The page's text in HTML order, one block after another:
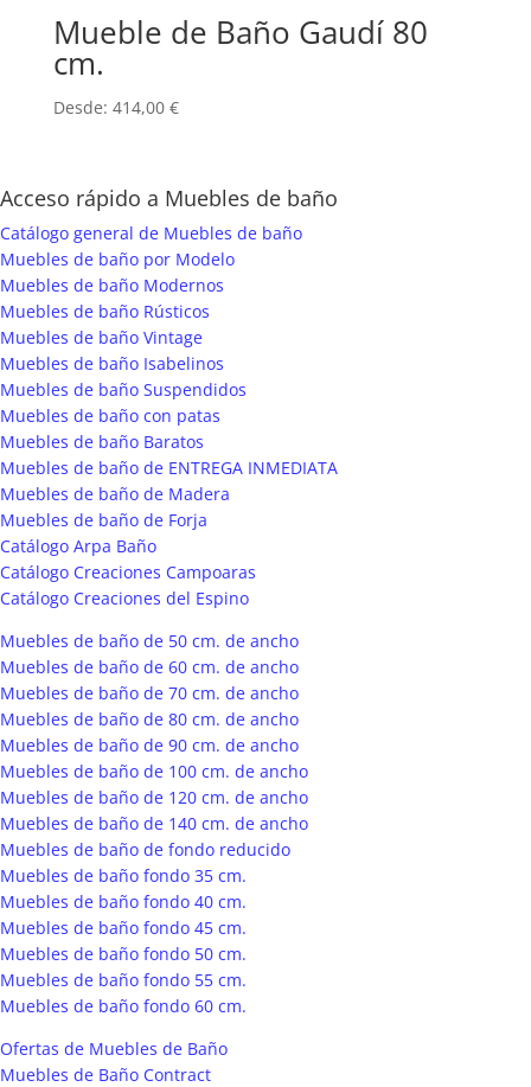
Mueble de Baño Gaudí 80
cm.
Desde: 414,00 €
Acceso rápido a Muebles de baño
Catálogo general de Muebles de baño
Muebles de baño por Modelo
Muebles de baño Modernos
Muebles de baño Rústicos
Muebles de baño Vintage
Muebles de baño Isabelinos
Muebles de baño Suspendidos
Muebles de baño con patas
Muebles de baño Baratos
Muebles de baño de ENTREGA INMEDIATA
Muebles de baño de Madera
Muebles de baño de Forja
Catálogo Arpa Baño
Catálogo Creaciones Campoaras
Catálogo Creaciones del Espino
Muebles de baño de 50 cm. de ancho
Muebles de baño de 60 cm. de ancho
Muebles de baño de 70 cm. de ancho
Muebles de baño de 80 cm. de ancho
Muebles de baño de 90 cm. de ancho
Muebles de baño de 100 cm. de ancho
Muebles de baño de 120 cm. de ancho
Muebles de baño de 140 cm. de ancho
Muebles de baño de fondo reducido
Muebles de baño fondo 35 cm.
Muebles de baño fondo 40 cm.
Muebles de baño fondo 45 cm.
Muebles de baño fondo 50 cm.
Muebles de baño fondo 55 cm.
Muebles de baño fondo 60 cm.
Ofertas de Muebles de Baño
Muebles de Baño Contract